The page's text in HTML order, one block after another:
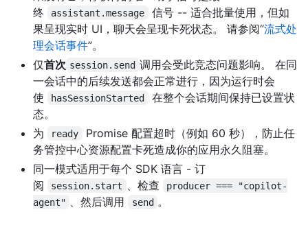
终
assistant.message
信号 -- 适合批量使用，但如
果呈现实时 UI，聊天会呈现卡死状态。 请参阅“流式处
理会话事件”。
仅首次 session.send 调用会受此竞态问题影响。 在同
一会话中的后续发送都会正常进行，因为运行时会
使
hasSessionStarted
在整个会话期间保持已设置状
态。
为
ready
Promise 配置超时（例如 60 秒），防止任
务管控中心资源配置卡死造成你的应用永久阻塞。
同一模式适用于每个 SDK 语言 - 订
阅
session.start 、检查
producer === "copilot-
agent"
、然后调用 send 。